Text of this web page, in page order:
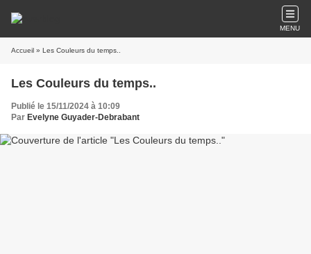
MENU
Accueil » Les Couleurs du temps..
Les Couleurs du temps..
Publié le 15/11/2024 à 10:09
Par Evelyne Guyader-Debrabant